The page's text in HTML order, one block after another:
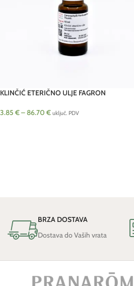
KLINČIĆ ETERIČNO ULJE FAGRON
3.85 €–86.70 € uključ. PDV
BRZA DOSTAVA
Dostava do Vaših vrata